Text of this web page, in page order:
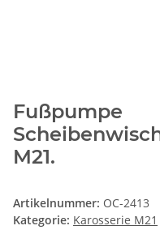
Fußpumpe
M21.
Artikelnummer: OC-2413
Kategorie: Karosserie M21